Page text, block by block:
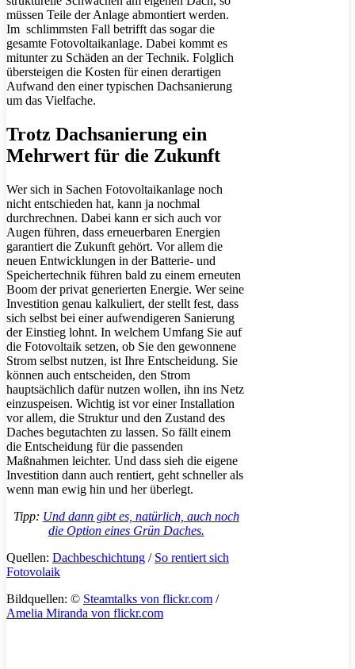
müssen Teile der Anlage abmontiert werden.
Im schlimmsten Fall betrifft das sogar die
gesamte Fotovoltaikanlage. Dabei kommt es
mitunter zu Schäden an der Technik. Folglich
übersteigen die Kosten für einen derartigen
Aufwand den einer typischen Dachsanierung
um das Vielfache.
Trotz Dachsanierung ein
Mehrwert für die Zukunft
Wer sich in Sachen Fotovoltaikanlage noch
nicht entschieden hat, kann ja nochmal
durchrechnen. Dabei kann er sich auch vor
Augen führen, dass erneuerbaren Energien
garantiert die Zukunft gehört. Vor allem die
neuen Entwicklungen in der Batterie- und
Speichertechnik führen bald zu einem erneuten
Boom der privat generierten Energie. Wer seine
Investition genau kalkuliert, der stellt fest, dass
sich selbst bei einer aufwendigeren Sanierung
der Einstieg lohnt. In welchem Umfang Sie auf
die Fotovoltaik setzen, ob Sie den gewonnene
Strom selbst nutzen, ist Ihre Entscheidung. Sie
können auch entscheiden, den Strom
hauptsächlich dafür nutzen wollen, ihn ins Netz
einzuspeisen. Wichtig ist vor einer Installation
vor allem, die Struktur und den Zustand des
Daches begutachten zu lassen. So fällt einem
die Entscheidung für die passenden
Maßnahmen leichter. Und dass sieh die eigene
Investition dann auch rentiert, geht schneller als
wenn man ewig hin und her überlegt.
Tipp: Und dann gibt es, natürlich, auch noch
die Option eines Grün Daches.
Quellen: Dachbeschichtung / So rentiert sich
Fotovolaik
Bildquellen: © Steamtalks von flickr.com /
Amelia Miranda von flickr.com